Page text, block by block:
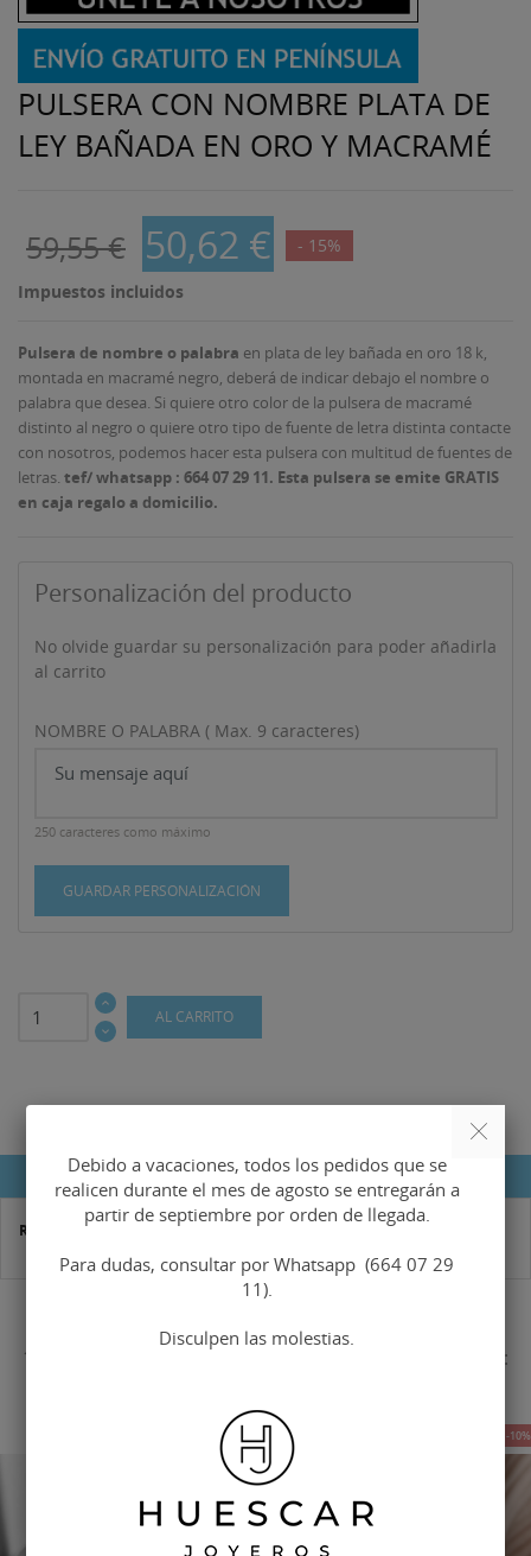
PULSERA CON NOMBRE PLATA DE
LEY BAÑADA EN ORO Y MACRAMÉ
59,55 € 50,62 € - 15%
Impuestos incluidos
Pulsera de nombre o palabra en plata de ley bañada en oro 18 k,
montada en macramé negro, deberá de indicar debajo el nombre o
palabra que desea. Si quiere otro color de la pulsera de macramé
distinto al negro o quiere otro tipo de fuente de letra distinta contacte
con nosotros, podemos hacer esta pulsera con multitud de fuentes de
letras. tef/ whatsapp : 664 07 29 11. Esta pulsera se emite GRATIS
en caja regalo a domicilio.
Personalización del producto
No olvide guardar su personalización para poder añadirla
al carrito
NOMBRE O PALABRA ( Max. 9 caracteres)
250 caracteres como máximo
GUARDAR PERSONALIZACIÓN
AL CARRITO
DETALLES DEL PRODUCTO
Referencia
16 OTROS PRODUCTOS EN LA MISMA CATEGORÍA:
-10% -10%
Debido a vacaciones, todos los pedidos que se
realicen durante el mes de agosto se entregarán a
partir de septiembre por orden de llegada.
Para dudas, consultar por Whatsapp (664 07 29
11).
Disculpen las molestias.